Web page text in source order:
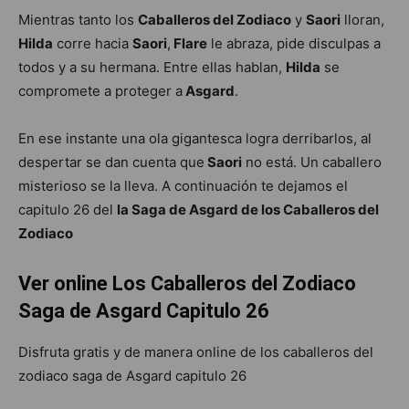
Mientras tanto los Caballeros del Zodiaco y Saori lloran,
Hilda corre hacia Saori, Flare le abraza, pide disculpas a
todos y a su hermana. Entre ellas hablan, Hilda se
compromete a proteger aAsgard.
En ese instante una ola gigantesca logra derribarlos, al
despertar se dan cuenta que Saori no está. Un caballero
misterioso se la lleva. A continuación te dejamos el
capitulo 26 del la Saga de Asgard de los Caballeros del
Zodiaco
Ver online Los Caballeros del Zodiaco
Saga de Asgard Capitulo 26
Disfruta gratis y de manera online de los caballeros del
zodiaco saga de Asgard capitulo 26